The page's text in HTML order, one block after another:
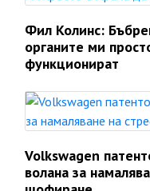
Фил Колинс:
органите ми
функционират
Volkswagen
волана за